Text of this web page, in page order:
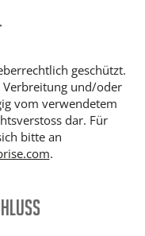
geschützt.
Verbreitung und/oder
vom verwendetem
dar. Für
bitte an
.